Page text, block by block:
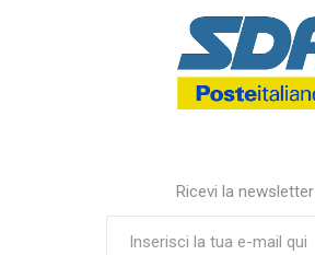
Ricevi la newsletter